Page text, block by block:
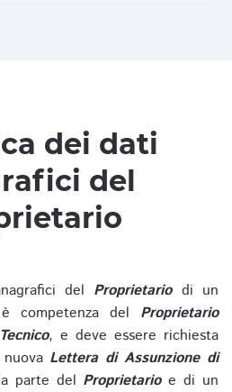
dei dati
del
del Proprietariodi un
competenza del Proprietario
, e deve essere richiesta
Lettera di Assunzione di
parte del Proprietarioe di un